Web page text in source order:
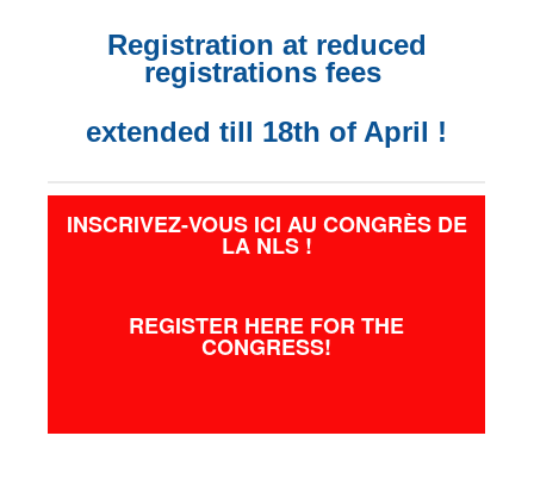
Registration at reduced
registrations fees
extended till 18th of April !
INSCRIVEZ-VOUS ICI AU CONGRÈS DE
LA NLS !
REGISTER HERE FOR THE
CONGRESS!